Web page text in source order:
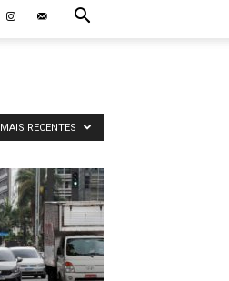
MAIS RECENTES